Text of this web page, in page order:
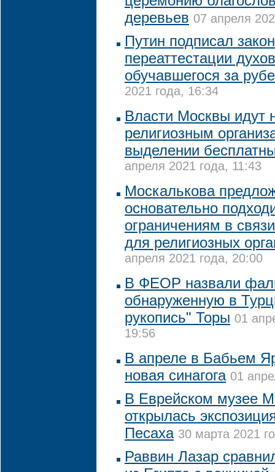
деревьев 07 апреля
Путин подписал
переаттестации
обучавшегося за
2021 года, 16:34
Власти Москвы идут
религиозным
выделении
апреля 2021 года, 11:43
Москалькова
основательно
ограничениям в
для религиозных
апреля 2021 года, 20:00
В ФЕОР назвали
обнаруженную в
рукопись" Торы 01
19:56
В апреле в Бабьем
новая синагога 01
В Еврейском музее
открылась
Песаха 30 марта 2021
Раввин Лазар